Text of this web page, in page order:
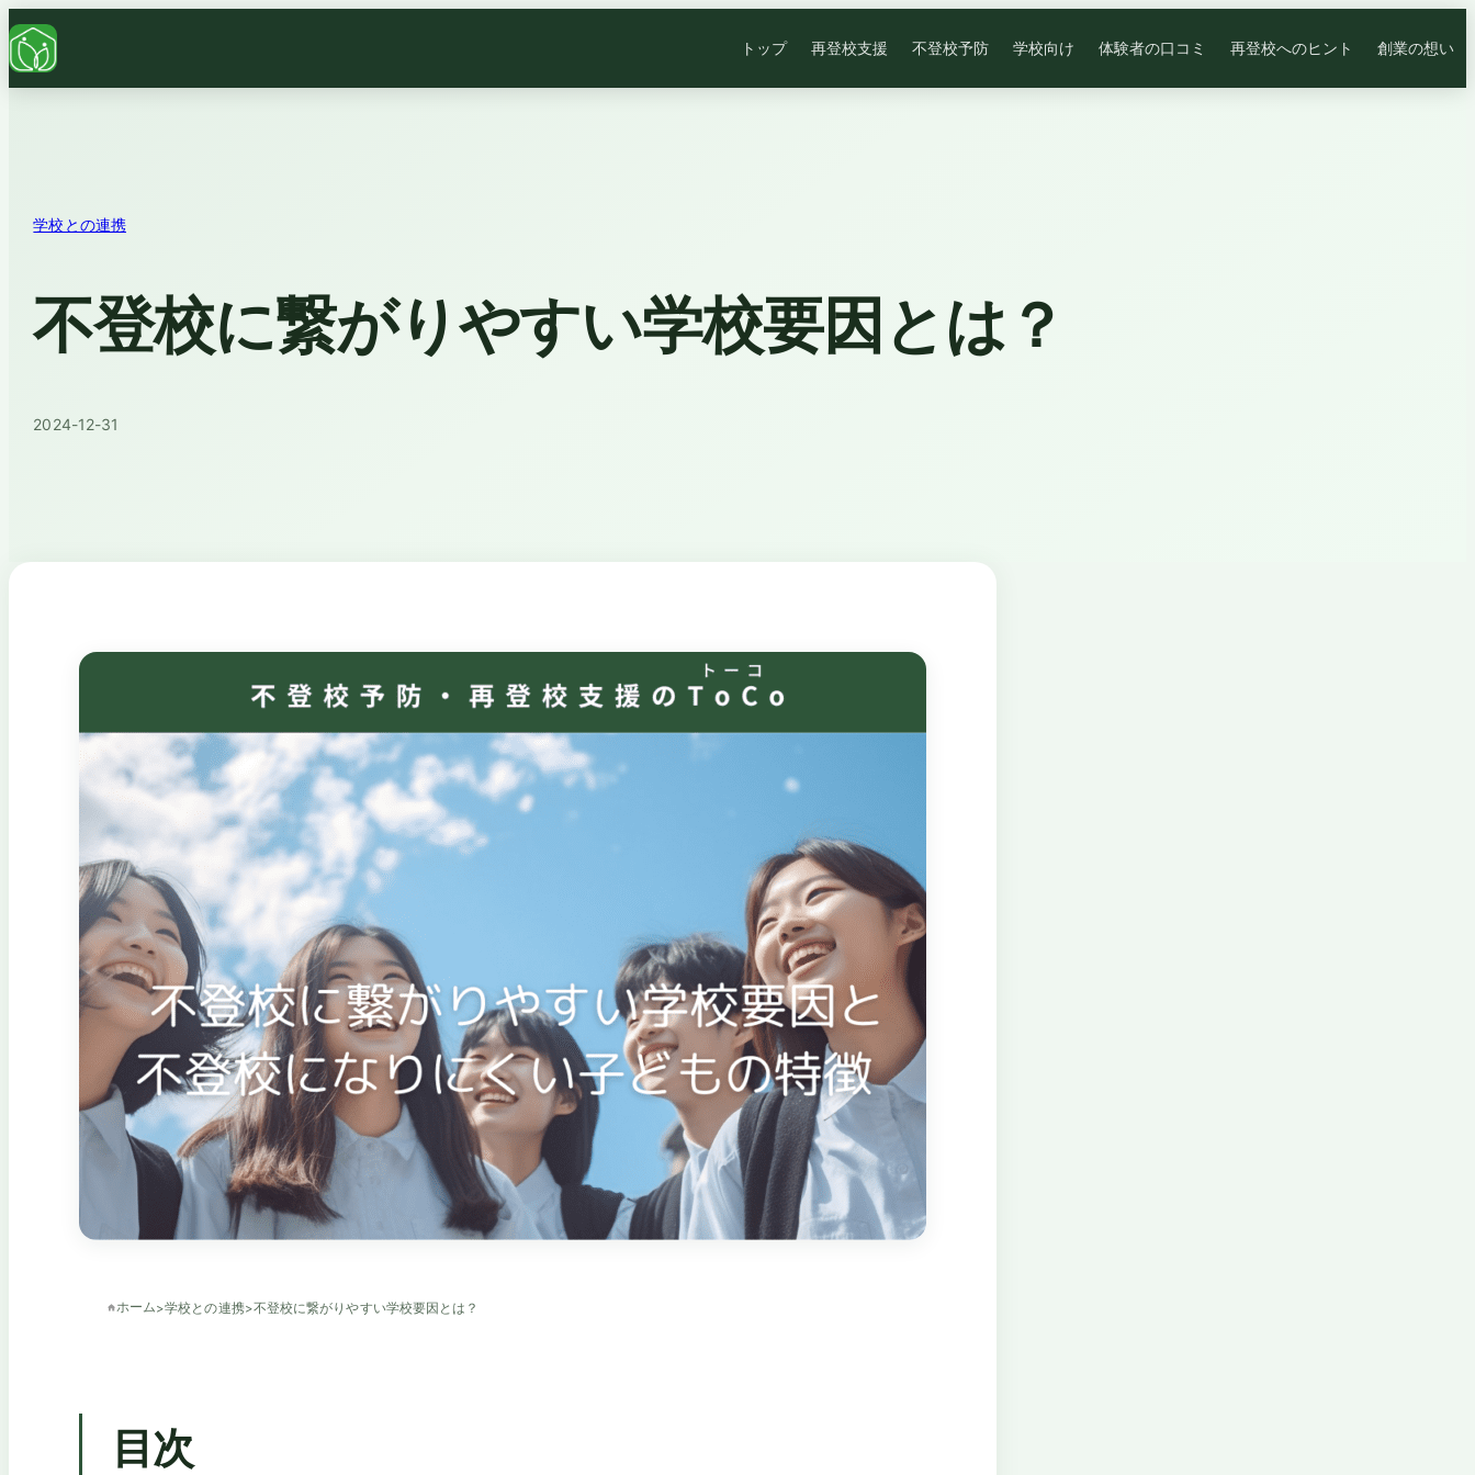
トップ 再登校支援 不登校予防 学校向け 体験者の口コミ 再登校へのヒント 創業の想い
学校との連携
不登校に繋がりやすい学校要因とは？
2024-12-31
ホーム>学校との連携>不登校に繋がりやすい学校要因とは？
目次